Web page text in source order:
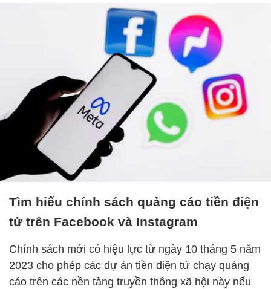
Tìm hiểu chính sách quảng cáo tiền điện
tử trên Facebook và Instagram
Chính sách mới có hiệu lực từ ngày 10 tháng 5 năm
2023 cho phép các dự án tiền điện tử chạy quảng
cáo trên các nền tảng truyền thông xã hội này nếu